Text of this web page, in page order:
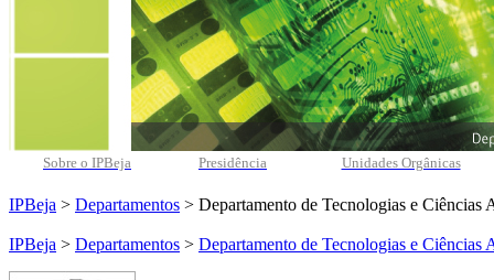
Sobre o IPBeja Presidência Unidades Orgânicas
IPBeja > Departamentos > Departamento de Tecnologias e Ciências
IPBeja > Departamentos > Departamento de Tecnologias e Ciências